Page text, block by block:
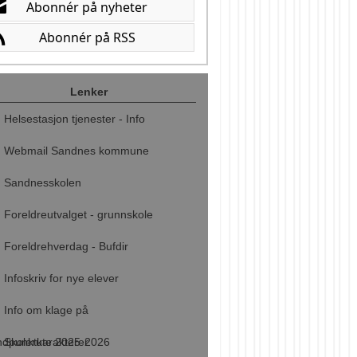
Lenker
Helsestasjon tjenester - Info
Webmail Sandnes kommune
Sandnesskolen
Foreldreutvalget - grunnskole
Foreldrehverdag - Bufdir
Infoskriv for nye elever
Info om klage på
Skolerute 2025-2026